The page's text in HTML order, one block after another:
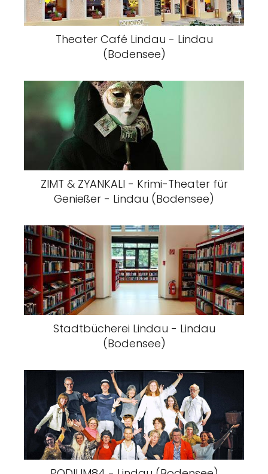
Theater Café Lindau - Lindau
(Bodensee)
ZIMT & ZYANKALI - Krimi-Theater für
Genießer - Lindau (Bodensee)
Stadtbücherei Lindau - Lindau
(Bodensee)